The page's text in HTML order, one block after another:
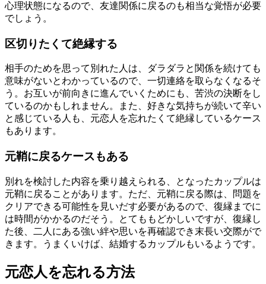
心理状態になるので、友達関係に戻るのも相当な覚悟が必要
でしょう。
区切りたくて絶縁する
相手のためを思って別れた人は、ダラダラと関係を続けても
意味がないとわかっているので、一切連絡を取らなくなるそ
う。お互いが前向きに進んでいくためにも、苦渋の決断をし
ているのかもしれません。また、好きな気持ちが続いて辛い
と感じている人も、元恋人を忘れたくて絶縁しているケース
もあります。
元鞘に戻るケースもある
別れを検討した内容を乗り越えられる、となったカップルは
元鞘に戻ることがあります。ただ、元鞘に戻る際は、問題を
クリアできる可能性を見いだす必要があるので、復縁までに
は時間がかかるのだそう。とてももどかしいですが、復縁し
た後、二人にある強い絆や思いを再確認でき末長い交際がで
きます。うまくいけば、結婚するカップルもいるようです。
元恋人を忘れる方法